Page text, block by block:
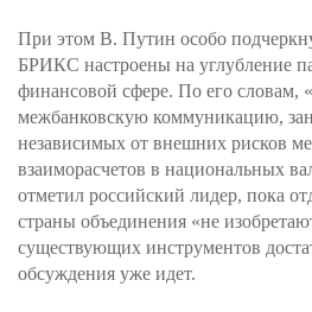
При этом В. Путин особо
БРИКС настроены на углубление
финансовой сфере. По его словам,
межбанковскую коммуникацию,
независимых от внешних рисков
взаиморасчетов в национальных
отметил российский лидер, пока
страны объединения «не
существующих инструментов
обсуждения уже идет.